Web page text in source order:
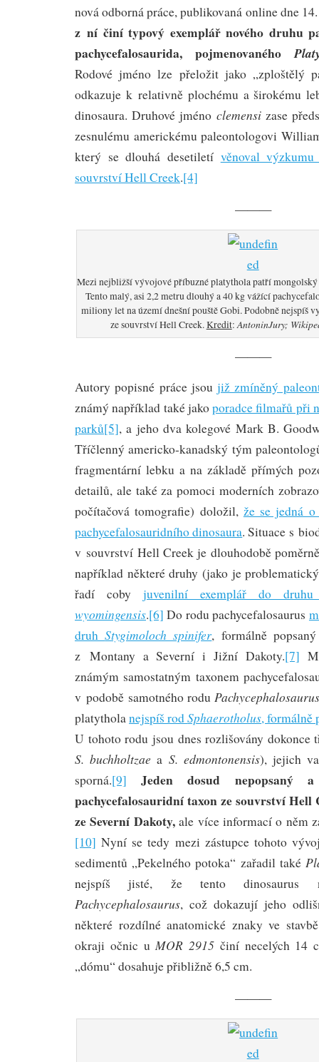
nová odborná práce, publikovaná online dne
z ní činí typový exemplář nového druhu
pachycefalosaurida, pojmenovaného
Rodové jméno lze přeložit jako „zploštělý
odkazuje k relativně plochému a širokému
dinosaura. Druhové jméno clemensizase
zesnulému americkému paleontologovi
který se dlouhá desetiletí věnoval
souvrství Hell Creek.[4]
———
Mezi nejbližší vývojové příbuzné platythola patří
Tento malý, asi 2,2 metru dlouhý a 40 kg vážící
miliony let na území dnešní pouště Gobi. Podobně nejspíš
ze souvrství Hell Creek. Kredit: AntoninJury;
———
Autory popisné práce jsoujiž zmíněný
známý například také jakoporadce filmařů při
parků[5], a jeho dva kolegové Mark B.
Tříčlenný americko-kanadský tým
fragmentární lebku a na základě přímých
detailů, ale také za pomoci moderních
počítačová tomografie) doložil, že se jedná
pachycefalosauridního dinosaura. Situace s
v souvrství Hell Creek je dlouhodobě
například některé druhy (jako je
řadí cobyjuvenilní exemplář do
wyomingensis.[6] Do rodu pachycefalosaurus
druhStygimoloch spinifer, formálně
z Montany a Severní i Jižní Dakoty.[7]
známým samostatným taxonem
v podobě samotného rodu
platytholanejspíš rodSphaerotholus, formálně
U tohoto rodu jsou dnes rozlišovány dokonce
S. buchholtzae a S. edmontonensis), jejich
sporná.[9]
Jeden dosud nepopsaný
pachycefalosauridní taxon ze souvrství Hell
ze Severní Dakoty,ale více informací o něm
[10] Nyní se tedy mezi zástupce tohoto
sedimentů „Pekelného potoka“ zařadil také
nejspíš jisté, že tento dinosaurus
Pachycephalosaurus, což dokazují jeho
některé rozdílné anatomické znaky ve
okraji očnic u MOR 2915 činí necelých 14
„dómu“ dosahuje přibližně 6,5 cm.
———